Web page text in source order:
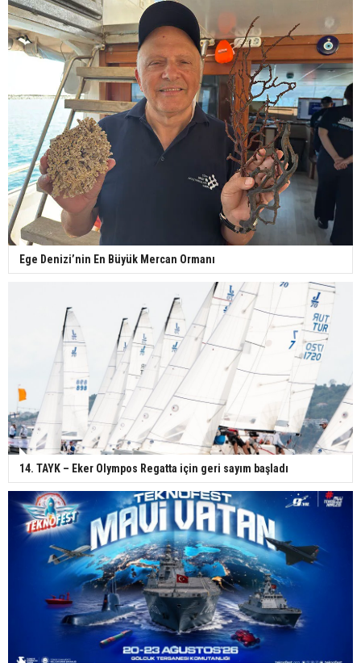
Ege Denizi’nin En Büyük Mercan Ormanı
14. TAYK – Eker Olympos Regatta için geri sayım başladı